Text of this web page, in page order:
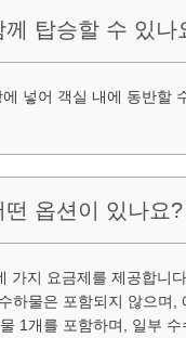
탑승할 수 있나
넣어 객실 내에 동반할
옵션이 있나요?
가지 요금제를 제공합니다.
하물은 포함되지 않으며,
1개를 포함하며, 일부 수